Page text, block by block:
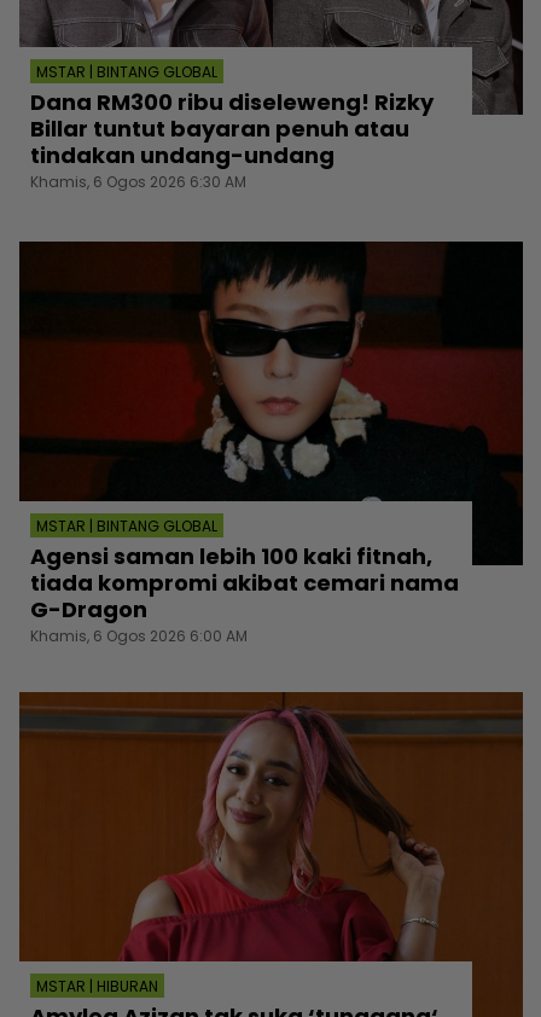
MSTAR | BINTANG GLOBAL
Dana RM300 ribu diseleweng! Rizky
Billar tuntut bayaran penuh atau
tindakan undang-undang
Khamis, 6 Ogos 2026 6:30 AM
MSTAR | BINTANG GLOBAL
Agensi saman lebih 100 kaki fitnah,
tiada kompromi akibat cemari nama
G-Dragon
Khamis, 6 Ogos 2026 6:00 AM
MSTAR | HIBURAN